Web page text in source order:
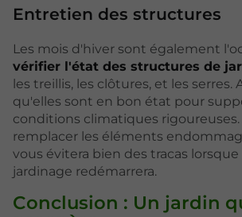
Entretien des structures
Les mois d'hiver sont également
vérifier l'état des structures de
les treillis, les clôtures, et les serres.
qu'elles sont en bon état pour
conditions climatiques rigoureuses.
remplacer les éléments
vous évitera bien des tracas lorsque
jardinage redémarrera.
Conclusion : Un jardin